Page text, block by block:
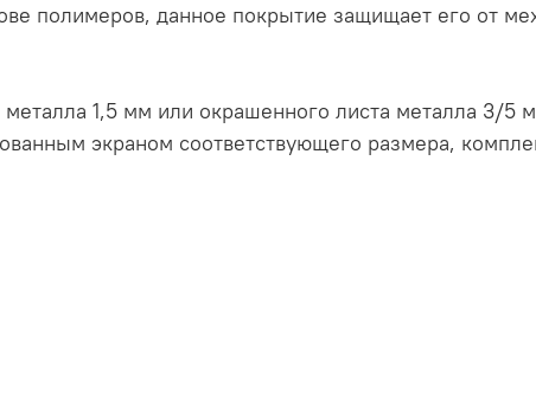
полимеров, данное покрытие защищает его от
1,5 мм или окрашенного листа металла 3/5
экраном соответствующего размера,